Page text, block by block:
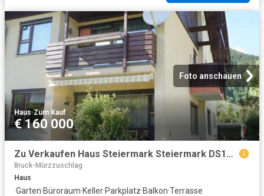
Foto anschauen
Haus·Zum Kauf
€ 160 000
Zu Verkaufen Haus Steiermark Steiermark DS103154963
Bruck-Mürzzuschlag
Haus
·Garten·Büroraum·Keller·Parkplatz·Balkon·Terrasse